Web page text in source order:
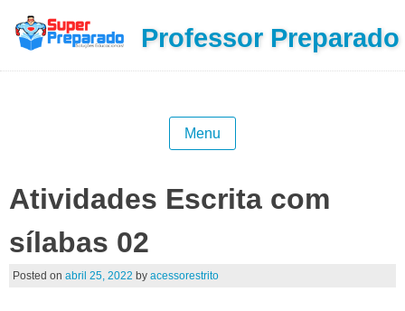
Professor Preparado
Menu
Atividades Escrita com
sílabas 02
Posted on abril 25, 2022 by acessorestrito